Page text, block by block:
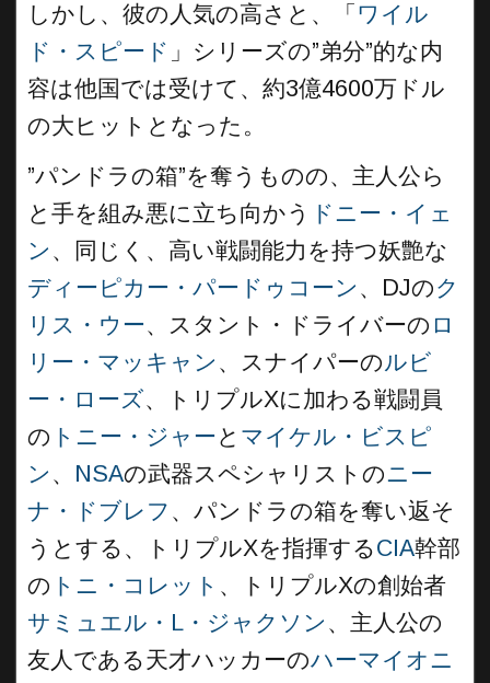
しかし、彼の人気の高さと、「 ワイル
ド・スピード 」シリーズの”弟分”的な内
容は他国では受けて、約3億4600万ドル
の大ヒットとなった。
”パンドラの箱”を奪うものの、主人公ら
と手を組み悪に立ち向かう ドニー・イェ
ン 、同じく、高い戦闘能力を持つ妖艶な
ディーピカー・パードゥコーン 、DJのク
リス・ウー、スタント・ドライバーの ロ
リー・マッキャン 、スナイパーのルビ
ー・ローズ、トリプルXに加わる戦闘員
の トニー・ジャーと マイケル・ビスピ
ン 、 NSAの武器スペシャリストのニー
ナ・ドブレフ 、パンドラの箱を奪い返そ
うとする、トリプルXを指揮するCIA幹部
の トニ・コレット 、トリプルXの創始者
サミュエル・L・ジャクソン 、主人公の
友人である天才ハッカーのハーマイオニ